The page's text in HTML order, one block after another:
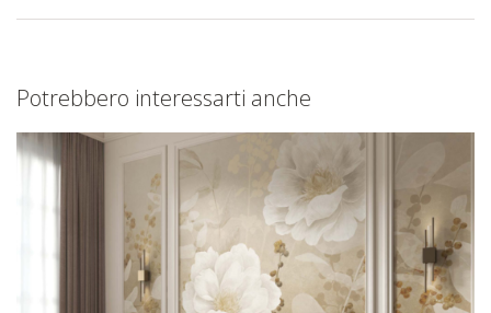
Potrebbero interessarti anche